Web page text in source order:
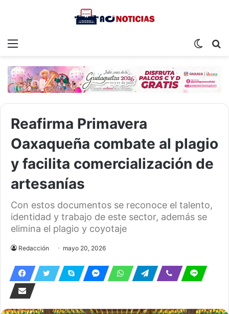
Menu
Switch
Reafirma Primavera
Oaxaqueña combate al plagio
y facilita comercialización de
artesanías
Con estos documentos se reconoce el talento,
identidad y trabajo de este sector, además se
elimina el plagio y coyotaje
Redacción mayo 20, 2026